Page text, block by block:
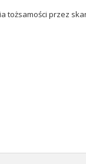
tożsamości przez